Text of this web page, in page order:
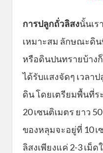
การปลูกถั่วลิสงนั้นเร
เหมาะสม ลักษณะดิ
หรือดินปนทรายบ้าง
ได้รับแสงจัดๆ เวลา
ดิน โดยเตรียมพื้นที่ร
20 เซนติเมตร ยาว
ของหลุมจะอยู่ที่ 10 เ
ลิสงเพียงแค่ 2-3 เม็